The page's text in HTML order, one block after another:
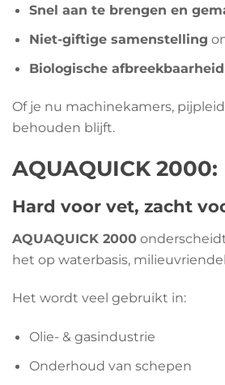
Snel aan te brengen en
Niet-giftige samenstelling
Biologische afbreekbaarheid
Of je nu machinekamers,
behouden blijft.
AQUAQUICK
Hard voor vet, zacht
AQUAQUICK 2000
het op waterbasis,
Het wordt veel gebruikt in:
Olie- & gasindustrie
Onderhoud van schepen